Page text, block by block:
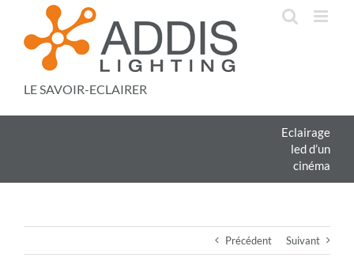
LE SAVOIR-ECLAIRER
Eclairage
led d’un
cinéma
Précédent Suivant